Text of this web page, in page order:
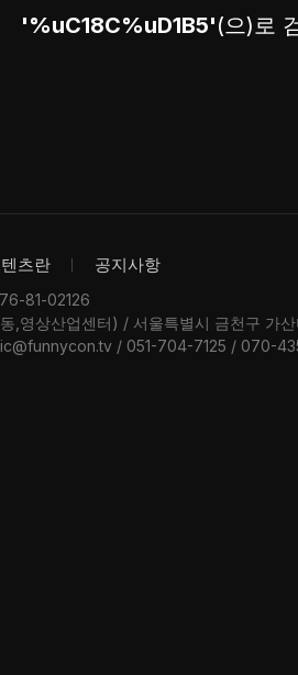
'%uC18C%uD1B5'(으)로
츠란 공지사항
81-02126
영상산업센터) / 서울특별시 금천구 가
/ 051-704-7125 / 070-